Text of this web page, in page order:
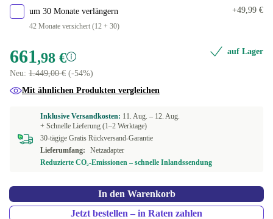
um 30 Monate verlängern
42 Monate versichert (12 + 30)
+49,99 €
661,98 €
Neu: 1.449,00 € (-54%)
auf Lager
Mit ähnlichen Produkten vergleichen
Inklusive Versandkosten: 11. Aug. – 12. Aug.
+ Schnelle Lieferung (1–2 Werktage)
30-tägige Gratis Rückversand-Garantie
Lieferumfang:
Netzadapter
Reduzierte CO₂-Emissionen – schnelle Inlandssendung
In den Warenkorb
Jetzt bestellen – in Raten zahlen